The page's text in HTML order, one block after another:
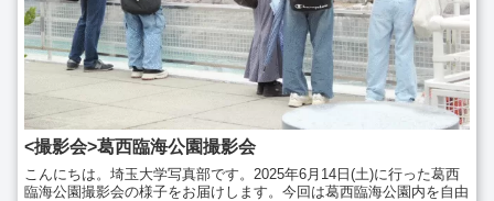
<撮影会>葛西臨海公園撮影会
こんにちは。埼玉大学写真部です。2025年6月14日(土)に行った葛西
臨海公園撮影会の様子をお届けします。今回は葛西臨海公園内を自由